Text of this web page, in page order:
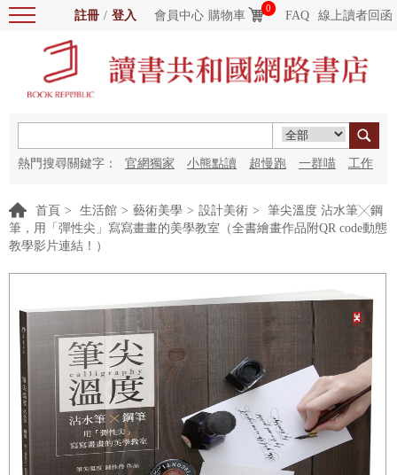
註冊 / 登入 會員中心 購物車
0
FAQ 線上讀者回函
熱門搜尋關鍵字： 官網獨家 小熊點讀 超慢跑 一群喵 工作
首頁 > 生活館 > 藝術美學 > 設計美術 >
筆尖溫度 沾水筆╳鋼
筆，用「彈性尖」寫寫畫畫的美學教室（全書繪畫作品附QR code動態
教學影片連結！）